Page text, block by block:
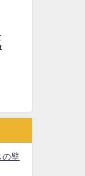
の壁